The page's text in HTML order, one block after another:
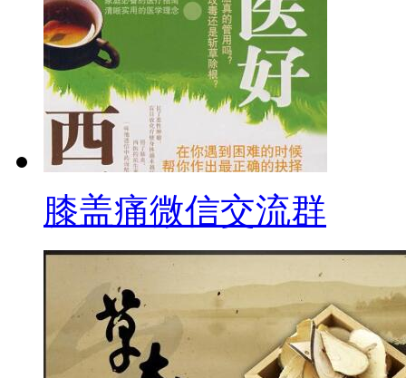
膝盖痛微信交流群